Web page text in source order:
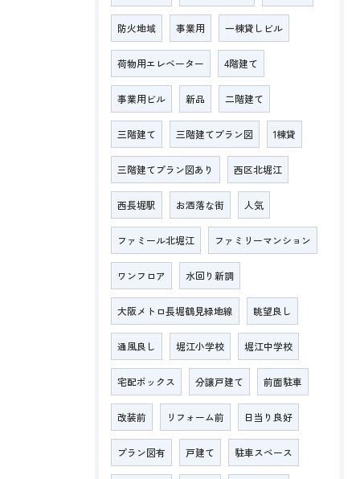
防火地域 事業用 一棟貸しビル
荷物用エレベーター 4階建て
事業用ビル 新品 二階建て
三階建て 三階建てプラン図 1棟貸
三階建てプラン図あり 西区北堀江
西長堀駅 お洒落な街 人気
ファミール北堀江 ファミリーマンション
ワンフロア 水回り新調
大阪メトロ長堀鶴見緑地線 眺望良し
通風良し 堀江小学校 堀江中学校
宅配ボックス 分譲戸建て 前面駐車
改装前 リフォーム前 日当り良好
プラン図有 戸建て 駐車スペース